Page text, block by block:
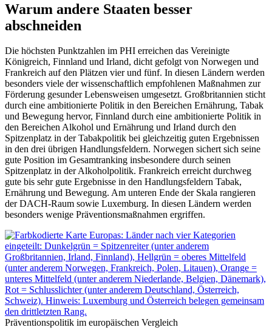
Warum andere Staaten besser
abschneiden
Die höchsten Punktzahlen im PHI erreichen das Vereinigte
Königreich, Finnland und Irland, dicht gefolgt von Norwegen und
Frankreich auf den Plätzen vier und fünf. In diesen Ländern werden
besonders viele der wissenschaftlich empfohlenen Maßnahmen zur
Förderung gesunder Lebensweisen umgesetzt. Großbritannien sticht
durch eine ambitionierte Politik in den Bereichen Ernährung, Tabak
und Bewegung hervor, Finnland durch eine ambitionierte Politik in
den Bereichen Alkohol und Ernährung und Irland durch den
Spitzenplatz in der Tabakpolitik bei gleichzeitig guten Ergebnissen
in den drei übrigen Handlungsfeldern. Norwegen sichert sich seine
gute Position im Gesamtranking insbesondere durch seinen
Spitzenplatz in der Alkoholpolitik. Frankreich erreicht durchweg
gute bis sehr gute Ergebnisse in den Handlungsfeldern Tabak,
Ernährung und Bewegung. Am unteren Ende der Skala rangieren
der DACH-Raum sowie Luxemburg. In diesen Ländern werden
besonders wenige Präventionsmaßnahmen ergriffen.
Präventionspolitik im europäischen Vergleich